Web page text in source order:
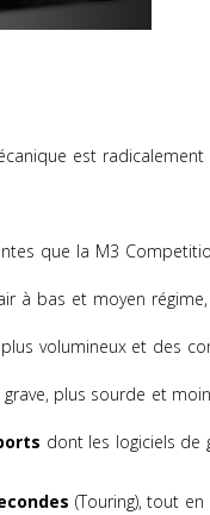
est
que la M3
à bas et moyen
volumineux et des
plus sourde et
dont les logiciels de
(Touring), tout